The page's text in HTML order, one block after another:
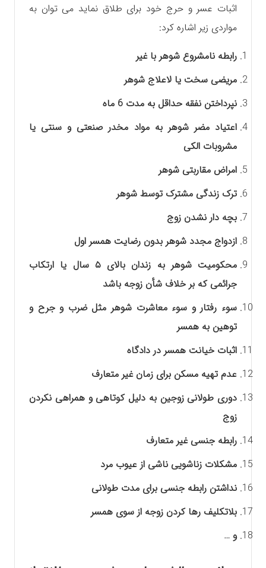
اثبات عسر و حرج خود برای طلاق نماید می توان به
مواردی زیر اشاره کرد:
رابطه نامشروع شوهر با غیر
مریضی سخت یا لاعلاج شوهر
نپرداختن نفقه حداقل به مدت 6 ماه
اعتیاد مضر شوهر به مواد مخدر صنعتی و سنتی یا
مشروبات الکی
امراض مقاربتی شوهر
ترک زندگی مشترک توسط شوهر
بچه دار نشدن زوج
ازدواج مجدد شوهر بدون رضایت همسر اول
محکومیت شوهر به زندان بالای ۵ سال یا ارتکاب
جرائمی که بر خلاف شأن زوجه باشد
سوء رفتار و سوء معاشرت شوهر مثل ضرب و جرح و
توهین به همسر
اثبات خیانت همسر در دادگاه
عدم تهیه مسکن برای زمان غیر متعارف
دوری طولانی زوجین به دلیل کوتاهی و همراهی نکردن
زوج
رابطه جنسی غیر متعارف
مشکلات زناشویی ناشی از عیوب مرد
نداشتن رابطه جنسی برای مدت طولانی
بلاتکلیف رها کردن زوجه از سوی همسر
و …